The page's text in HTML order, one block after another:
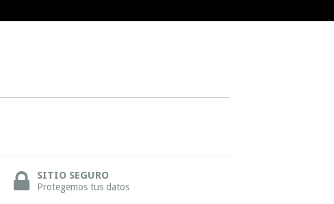
SITIO SEGURO
Protegemos tus datos